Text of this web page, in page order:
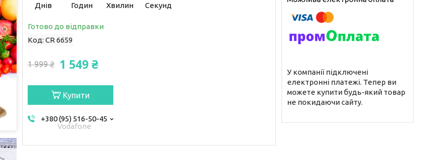
Днів Годин Хвилин Секунд
Готово до відправки
Код: CR 6659
1 999 ₴ 1 549 ₴
Купити
+380 (95) 516-50-45
Vodafone
У компанії підключені
електронні платежі. Тепер ви
можете купити будь-який товар
не покидаючи сайту.